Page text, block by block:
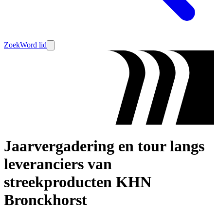
ZoekWord lid
Jaarvergadering en tour langs
leveranciers van
streekproducten KHN
Bronckhorst